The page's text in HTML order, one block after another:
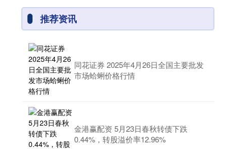
推荐资讯
同花证券 2025年4月26日全国主要批发
市场蛤蜊价格行情
金港赢配资 5月23日春秋转债下跌
0.44%，转股溢价率12.96%